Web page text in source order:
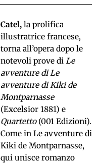
Catel,la prolifica
illustratrice francese,
torna all’opera dopo le
notevoli prove diLe
avventure di Le
avventure di Kiki de
Montparnasse
(Excelsior 1881) e
Quartetto(001 Edizioni).
Come in Le avventure di
Kiki de Montparnasse,
qui unisce romanzo